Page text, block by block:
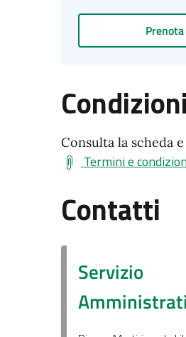
Consulta la scheda
Termini e
Contatti
Servizio